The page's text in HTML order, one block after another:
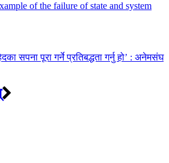
of the failure of state and system
सपना पूरा गर्ने प्रतिबद्धता गर्नु हो’ : अनेमसंघ